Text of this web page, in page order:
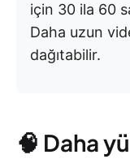
için 30 ila 60
Daha uzun
dağıtabilir.
🧠 Daha